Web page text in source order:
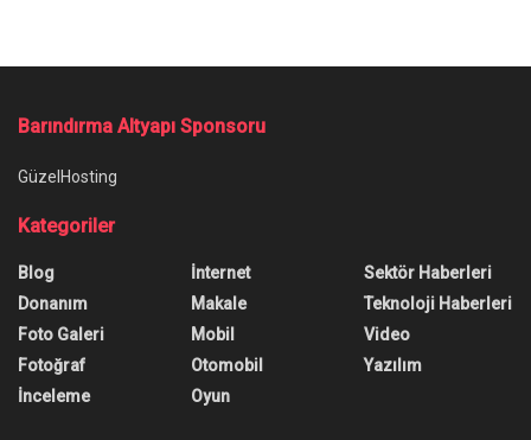
Barındırma Altyapı Sponsoru
GüzelHosting
Kategoriler
Blog
Donanım
Foto Galeri
Fotoğraf
İnceleme
İnternet
Makale
Mobil
Otomobil
Oyun
Sektör Haberleri
Teknoloji Haberleri
Video
Yazılım